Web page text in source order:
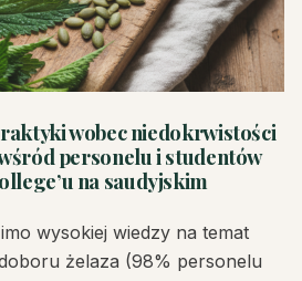
wobec niedokrwistości
personelu i studentów
na saudyjskim
wysokiej wiedzy na temat
żelaza (98% personelu